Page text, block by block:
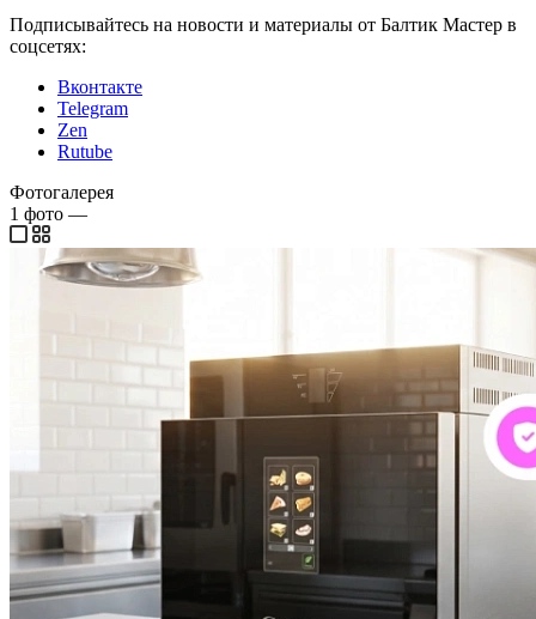
Подписывайтесь на новости и материалы от Балтик Мастер в
соцсетях:
Вконтакте
Telegram
Zen
Rutube
Фотогалерея
1 фото —